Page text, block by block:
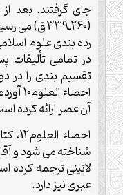
جاى گرفتند. بعد
(260ـ339
رده بندى علوم
در تمامى
تقسيم بندى را در
آن عصر ارائه كرده
لاتينى ترجمه كرده
عبرى نيز دارد.